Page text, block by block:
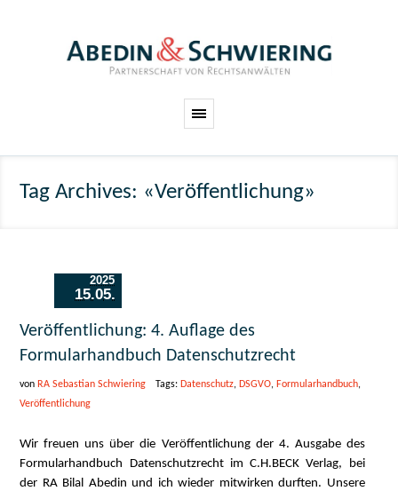
Tag Archives: «Veröffentlichung»
2025
15.05.
Veröffentlichung: 4. Auflage des
Formularhandbuch Datenschutzrecht
von RA Sebastian Schwiering Tags: Datenschutz, DSGVO, Formularhandbuch,
Veröffentlichung
Wir freuen uns über die Veröffentlichung der 4. Ausgabe des
Formularhandbuch Datenschutzrecht im C.H.BECK Verlag, bei
der RA Bilal Abedin und ich wieder mitwirken durften. Unsere